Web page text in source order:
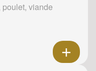
viande